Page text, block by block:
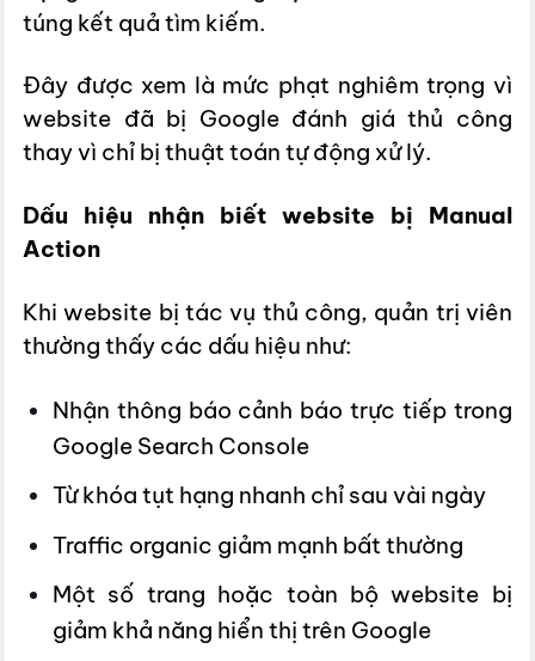
túng kết quả tìm kiếm.
Đây được xem là mức phạt nghiêm trọng vì
website đã bị Google đánh giá thủ công
thay vì chỉ bị thuật toán tự động xử lý.
Dấu hiệu nhận biết website bị Manual
Action
Khi website bị tác vụ thủ công, quản trị viên
thường thấy các dấu hiệu như:
Nhận thông báo cảnh báo trực tiếp trong
Google Search Console
Từ khóa tụt hạng nhanh chỉ sau vài ngày
Traffic organic giảm mạnh bất thường
Một số trang hoặc toàn bộ website bị
giảm khả năng hiển thị trên Google